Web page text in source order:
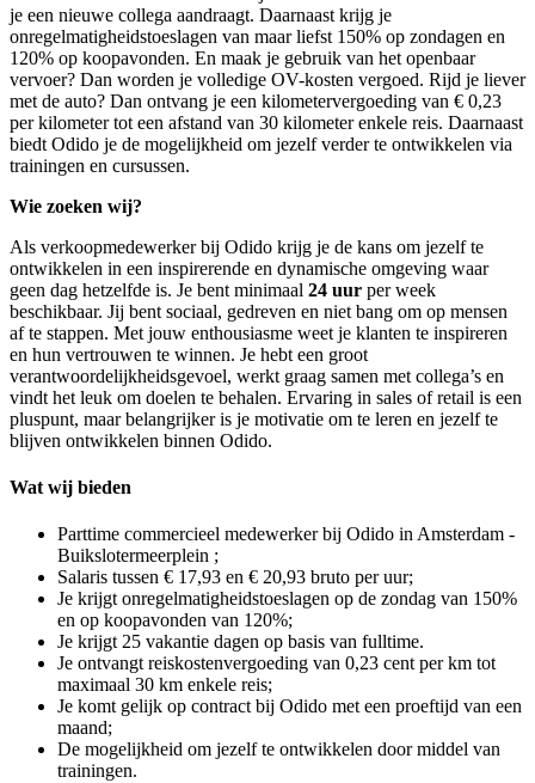
je een nieuwe collega aandraagt. Daarnaast krijg je
onregelmatigheidstoeslagen van maar liefst 150% op zondagen en
120% op koopavonden. En maak je gebruik van het openbaar
vervoer? Dan worden je volledige OV-kosten vergoed. Rijd je liever
met de auto? Dan ontvang je een kilometervergoeding van € 0,23
per kilometer tot een afstand van 30 kilometer enkele reis. Daarnaast
biedt Odido je de mogelijkheid om jezelf verder te ontwikkelen via
trainingen en cursussen.
Wie zoeken wij?
Als verkoopmedewerker bij Odido krijg je de kans om jezelf te
ontwikkelen in een inspirerende en dynamische omgeving waar
geen dag hetzelfde is. Je bent minimaal 24 uur per week
beschikbaar. Jij bent sociaal, gedreven en niet bang om op mensen
af te stappen. Met jouw enthousiasme weet je klanten te inspireren
en hun vertrouwen te winnen. Je hebt een groot
verantwoordelijkheidsgevoel, werkt graag samen met collega’s en
vindt het leuk om doelen te behalen. Ervaring in sales of retail is een
pluspunt, maar belangrijker is je motivatie om te leren en jezelf te
blijven ontwikkelen binnen Odido.
Wat wij bieden
Parttime commercieel medewerker bij Odido in Amsterdam -
Buikslotermeerplein ;
Salaris tussen € 17,93 en € 20,93 bruto per uur;
Je krijgt onregelmatigheidstoeslagen op de zondag van 150%
en op koopavonden van 120%;
Je krijgt 25 vakantie dagen op basis van fulltime.
Je ontvangt reiskostenvergoeding van 0,23 cent per km tot
maximaal 30 km enkele reis;
Je komt gelijk op contract bij Odido met een proeftijd van een
maand;
De mogelijkheid om jezelf te ontwikkelen door middel van
trainingen.